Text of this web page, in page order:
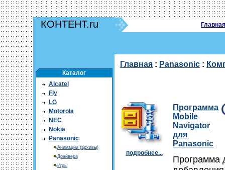
КОНТЕНТ.ru Главная
Каталог
Alcatel
Fly
LG
Motorola
NEC
Nokia
Panasonic
Анимации (архивы)
Драйвера
Игры
Главная : Panasonic :
подробнее...
Программа
Mobile
Navigator
для
Panasonic
Программа